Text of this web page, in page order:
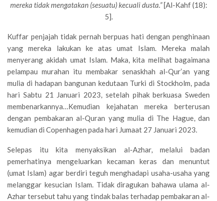
mereka tidak mengatakan (sesuatu) kecuali dusta.”[Al-Kahf (18):
5].
Kuffar penjajah tidak pernah berpuas hati dengan penghinaan
yang mereka lakukan ke atas umat Islam. Mereka malah
menyerang akidah umat Islam. Maka, kita melihat bagaimana
pelampau murahan itu membakar senaskhah al-Qur’an yang
mulia di hadapan bangunan kedutaan Turki di Stockholm, pada
hari Sabtu 21 Januari 2023, setelah pihak berkuasa Sweden
membenarkannya…Kemudian kejahatan mereka berterusan
dengan pembakaran al-Quran yang mulia di The Hague, dan
kemudian di Copenhagen pada hari Jumaat 27 Januari 2023.
Selepas itu kita menyaksikan al-Azhar, melalui badan
pemerhatinya mengeluarkan kecaman keras dan menuntut
(umat Islam) agar berdiri teguh menghadapi usaha-usaha yang
melanggar kesucian Islam. Tidak diragukan bahawa ulama al-
Azhar tersebut tahu yang tindak balas terhadap pembakaran al-